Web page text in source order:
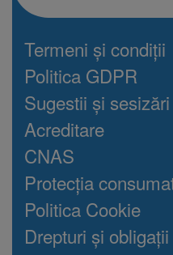
Termeni și condiții
Politica GDPR
Sugestii și sesizări
Acreditare
CNAS
Protecția
Politica Cookie
Drepturi și